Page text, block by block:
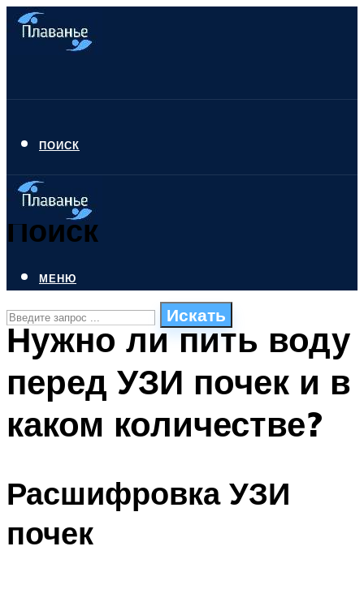
ПОИСК
Поиск
Искать
СТИЛИ ПЛАВАНЬЯ
ПЛАВАНЬЕ ДЛЯ ДЕТЕЙ
БАССЕЙН ДЛЯ ДОМА
МЕНЮ
МЕНЮ
Нужно ли пить воду
перед УЗИ почек и в
каком количестве?
Расшифровка УЗИ
почек